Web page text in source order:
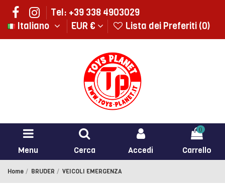
Tel: +39 338 4903029
Italiano
EUR € Lista dei Preferiti (0)
Menu Cerca Accedi
0
Carrello
Home BRUDER VEICOLI EMERGENZA